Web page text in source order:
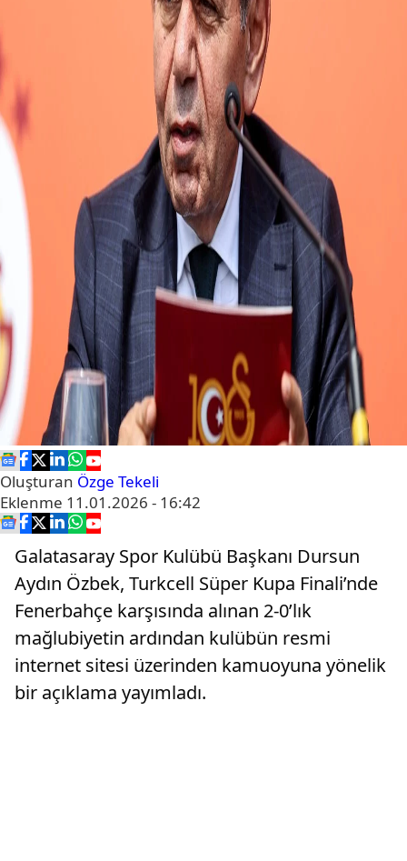
Oluşturan Özge Tekeli
Eklenme 11.01.2026 - 16:42
Galatasaray Spor Kulübü Başkanı Dursun
Aydın Özbek, Turkcell Süper Kupa Finali’nde
Fenerbahçe karşısında alınan 2-0’lık
mağlubiyetin ardından kulübün resmi
internet sitesi üzerinden kamuoyuna yönelik
bir açıklama yayımladı.